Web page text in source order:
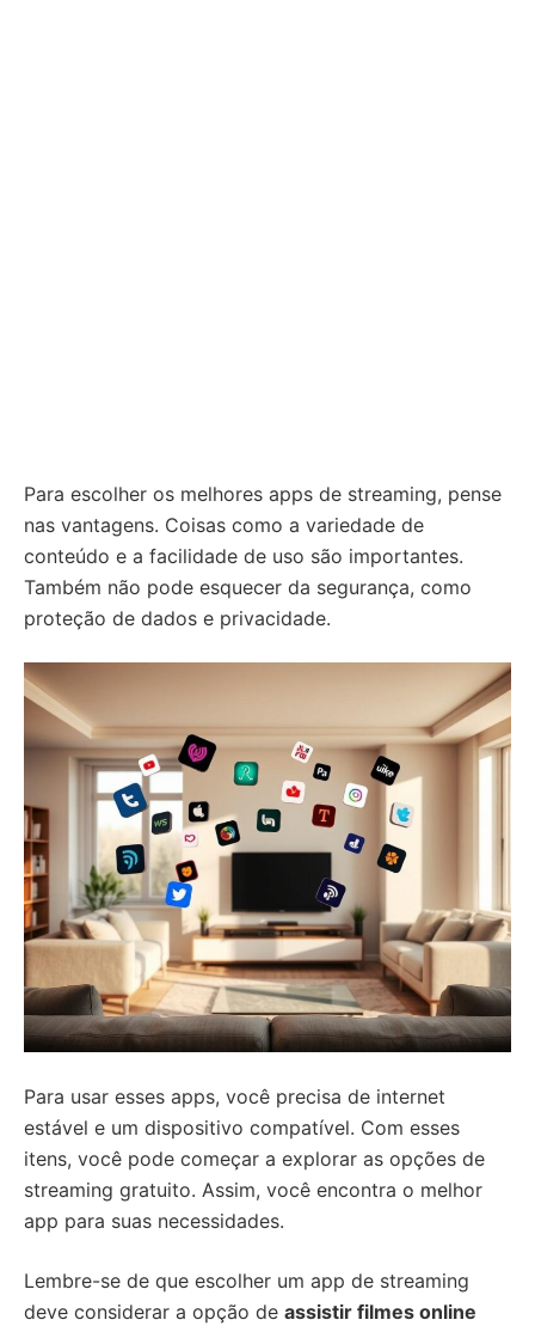
Para escolher os melhores apps de streaming, pense
nas vantagens. Coisas como a variedade de
conteúdo e a facilidade de uso são importantes.
Também não pode esquecer da segurança, como
proteção de dados e privacidade.
Para usar esses apps, você precisa de internet
estável e um dispositivo compatível. Com esses
itens, você pode começar a explorar as opções de
streaming gratuito. Assim, você encontra o melhor
app para suas necessidades.
Lembre-se de que escolher um app de streaming
deve considerar a opção de assistir filmes online